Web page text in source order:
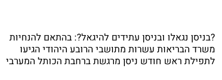
?בניסן נגאלו ובניסן עתידים להיגאל?: בהתאם להנחיות
משרד הבריאות עשרות מתושבי הרובע היהודי הגיעו
לתפילת ראש חודש ניסן מרגשת ברחבת הכותל המערבי